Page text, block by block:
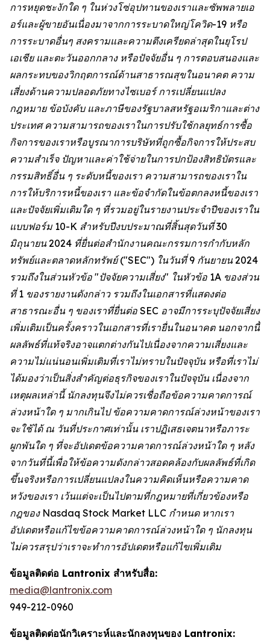
การหยุดชะงักใด ๆ ในห่วงโซ่อุปทานของเราและซัพพลายเอ
อร์และผู้ขายอันเนื่องมาจากการระบาดใหญ่โควิด-19 หรือ
การระบาดอื่นๆ สงครามและความตึงเครียดล่าสุดในยุโรป
เอเชีย และตะวันออกกลาง หรือปัจจัยอื่น ๆ การตอบสนองและ
ผลกระทบของวิกฤตการณ์ด้านสาธารณสุขในอนาคต ความ
เสี่ยงด้านความปลอดภัยทางไซเบอร์ การเปลี่ยนแปลง
กฎหมาย ข้อบังคับ และภาษีของรัฐบาลสหรัฐอเมริกาและต่าง
ประเทศ ความสามารถของเราในการปรับใช้กลยุทธ์การซื้อ
กิจการของเราหรือบูรณาการบริษัทที่ถูกซื้อกิจการให้ประสบ
ความสำเร็จ ปัญหาและค่าใช้จ่ายในการปกป้องสิทธิบัตรและ
กรรมสิทธิ์อื่น ๆ ระดับหนี้ของเรา ความสามารถของเราใน
การให้บริการหนี้ของเรา และข้อจำกัดในข้อตกลงหนี้ของเรา
และปัจจัยเพิ่มเติมใด ๆ ที่รวมอยู่ในรายงานประจำปีของเราใน
แบบฟอร์ม 10-K สำหรับปีงบประมาณที่สิ้นสุดวันที่ 30
มิถุนายน 2024 ที่ยื่นต่อสำนักงานคณะกรรมการกำกับหลัก
ทรัพย์และตลาดหลักทรัพย์ ("SEC") ในวันที่ 9 กันยายน 2024
รวมถึงในส่วนหัวข้อ "ปัจจัยความเสี่ยง" ในหัวข้อ 1A ของส่วน
ที่ 1 ของรายงานดังกล่าว รวมถึงในเอกสารที่แสดงต่อ
สาธารณะอื่น ๆ ของเราที่ยื่นต่อ SEC อาจมีการระบุปัจจัยเสี่ยง
เพิ่มเติมเป็นครั้งคราวในเอกสารที่เรายื่นในอนาคต นอกจากนี้
ผลลัพธ์ที่แท้จริงอาจแตกต่างกันไปเนื่องจากความเสี่ยงและ
ความไม่แน่นอนเพิ่มเติมที่เราไม่ทราบในปัจจุบัน หรือที่เราไม่
ได้มองว่าเป็นสิ่งสำคัญต่อธุรกิจของเราในปัจจุบัน เนื่องจาก
เหตุผลเหล่านี้ นักลงทุนจึงไม่ควรเชื่อถือข้อความคาดการณ์
ล่วงหน้าใด ๆ มากเกินไป ข้อความคาดการณ์ล่วงหน้าของเรา
จะใช้ได้ ณ วันที่ประกาศเท่านั้น เราปฏิเสธเจตนาหรือภาระ
ผูกพันใด ๆ ที่จะอัปเดตข้อความคาดการณ์ล่วงหน้าใด ๆ หลัง
จากวันที่นี้เพื่อให้ข้อความดังกล่าวสอดคล้องกับผลลัพธ์ที่เกิด
ขึ้นจริงหรือการเปลี่ยนแปลงในความคิดเห็นหรือความคาด
หวังของเรา เว้นแต่จะเป็นไปตามที่กฎหมายที่เกี่ยวข้องหรือ
กฎของ Nasdaq Stock Market LLC กำหนด หากเรา
อัปเดตหรือแก้ไขข้อความคาดการณ์ล่วงหน้าใด ๆ นักลงทุน
ไม่ควรสรุปว่าเราจะทำการอัปเดตหรือแก้ไขเพิ่มเติม
ข้อมูลติดต่อ Lantronix สำหรับสื่อ:
media@lantronix.com
949-212-0960
ข้อมูลติดต่อนักวิเคราะห์และนักลงทุนของ Lantronix: